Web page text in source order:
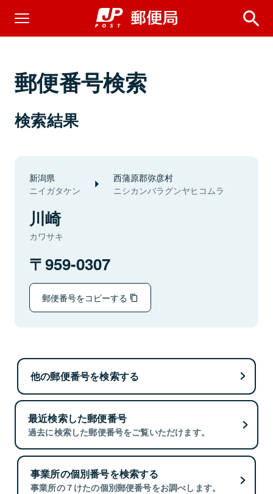
郵便番号検索
検索結果
新潟県
ニイガタケン
西蒲原郡弥彦村
ニシカンバラグンヤヒコムラ
川崎
カワサキ
959-0307
郵便番号をコピーする
他の郵便番号を検索する
最近検索した郵便番号
過去に検索した郵便番号をご覧いただけます。
事業所の個別番号を検索する
事業所の７けたの個別郵便番号をお調べします。